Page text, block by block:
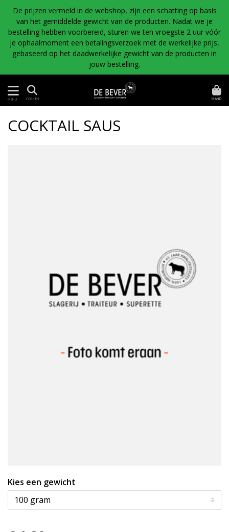
De prijzen vermeld in de webshop, zijn een schatting op basis
van het gemiddelde gewicht van de producten. Nadat we je
bestelling hebben voorbereid, sturen we ten vroegste 2 uur vóór
je ophaalmoment een betalingsverzoek met de werkelijke prijs,
gebaseerd op het daadwerkelijke gewicht van de producten in
jouw bestelling.
MENU ZOEKEN MAND
COCKTAIL SAUS
Kies een gewicht